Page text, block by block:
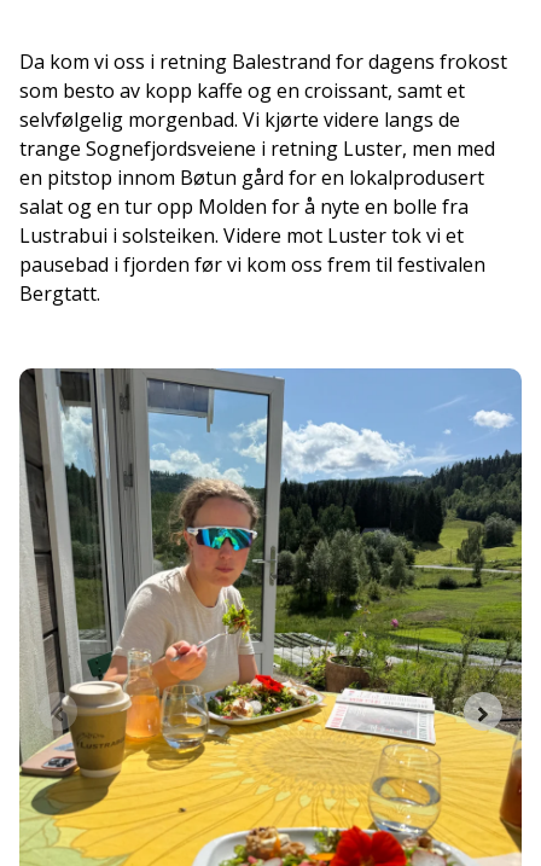
Da kom vi oss i retning Balestrand for dagens frokost
som besto av kopp kaffe og en croissant, samt et
selvfølgelig morgenbad. Vi kjørte videre langs de
trange Sognefjordsveiene i retning Luster, men med
en pitstop innom Bøtun gård for en lokalprodusert
salat og en tur opp Molden for å nyte en bolle fra
Lustrabui i solsteiken. Videre mot Luster tok vi et
pausebad i fjorden før vi kom oss frem til festivalen
Bergtatt.